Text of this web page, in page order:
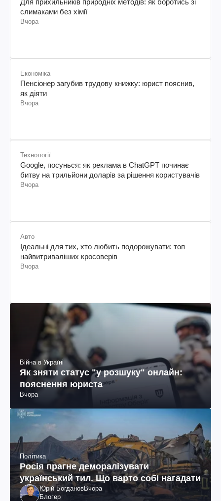
слимаками без хімії
Вчора
Економіка
Пенсіонер загубив трудову книжку: юрист пояснив,
як діяти
Вчора
Технології
Google, посунься: як реклама в ChatGPT починає
битву на трильйони доларів за рішення користувачів
Вчора
Авто
Ідеальні для тих, хто любить подорожувати: топ
найвитриваліших кросоверів
Вчора
Війна в Україні
Як зняти статус "у розшуку" онлайн:
пояснення юриста
Вчора
Політика
Росія прагне деморалізувати
український тил. Що варто собі нагадати
Юрій БогдановВчора
Блогер